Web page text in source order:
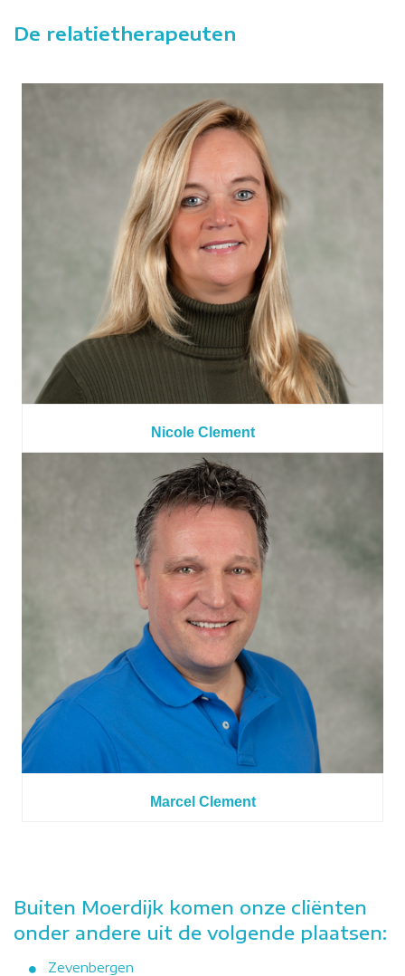
De relatietherapeuten
Nicole Clement
Marcel Clement
Buiten Moerdijk komen onze cliënten
onder andere uit de volgende plaatsen:
Zevenbergen